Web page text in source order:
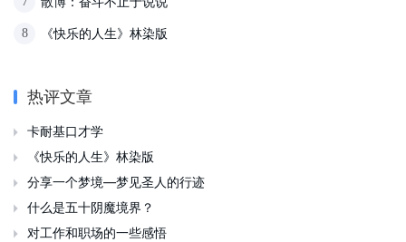
8 《快乐的人生》林染版
热评文章
 卡耐基口才学
 《快乐的人生》林染版
 分享一个梦境—梦见圣人的行迹
 什么是五十阴魔境界？
 对工作和职场的一些感悟